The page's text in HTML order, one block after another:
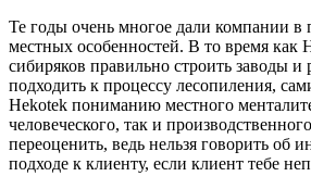
Те годы очень многое дали компании в
местных особенностей. В то время как
сибиряков правильно строить заводы и
подходить к процессу лесопиления,
Hekotek пониманию местного
человеческого, так и
переоценить, ведь нельзя говорить об
подходе к клиенту, если клиент тебе